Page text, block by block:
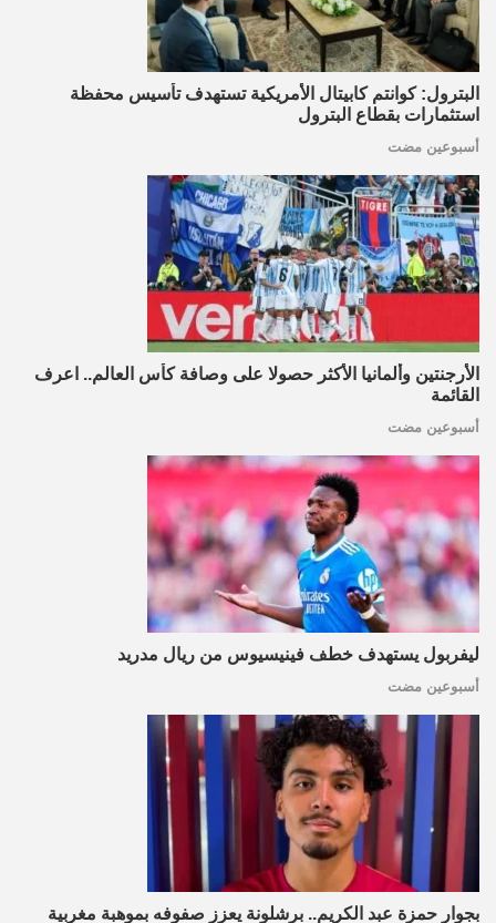
البترول: كوانتم كابيتال الأمريكية تستهدف تأسيس محفظة
استثمارات بقطاع البترول
أسبوعين مضت
الأرجنتين وألمانيا الأكثر حصولا على وصافة كأس العالم.. اعرف
القائمة
أسبوعين مضت
ليفربول يستهدف خطف فينيسيوس من ريال مدريد
أسبوعين مضت
بجوار حمزة عبد الكريم.. برشلونة يعزز صفوفه بموهبة مغربية